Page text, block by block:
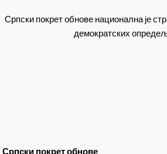
Српски покрет обнове национална је
демократских
Српски покрет обнове